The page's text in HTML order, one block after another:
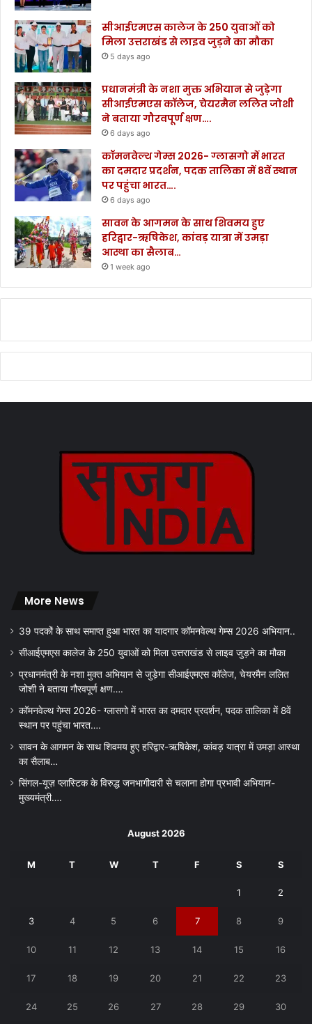
सीआईएमएस कालेज के 250 युवाओं को
मिला उत्तराखंड से लाइव जुड़ने का मौका
5 days ago
प्रधानमंत्री के नशा मुक्त अभियान से जुड़ेगा
सीआईएमएस कॉलेज, चेयरमैन ललित जोशी
ने बताया गौरवपूर्ण क्षण….
6 days ago
कॉमनवेल्थ गेम्स 2026- ग्लासगो में भारत
का दमदार प्रदर्शन, पदक तालिका में 8वें स्थान
पर पहुंचा भारत….
6 days ago
सावन के आगमन के साथ शिवमय हुए
हरिद्वार-ऋषिकेश, कांवड़ यात्रा में उमड़ा
आस्था का सैलाब…
1 week ago
More News
39 पदकों के साथ समाप्त हुआ भारत का यादगार कॉमनवेल्थ गेम्स 2026 अभियान..
सीआईएमएस कालेज के 250 युवाओं को मिला उत्तराखंड से लाइव जुड़ने का मौका
प्रधानमंत्री के नशा मुक्त अभियान से जुड़ेगा सीआईएमएस कॉलेज, चेयरमैन ललित
जोशी ने बताया गौरवपूर्ण क्षण….
कॉमनवेल्थ गेम्स 2026- ग्लासगो में भारत का दमदार प्रदर्शन, पदक तालिका में 8वें
स्थान पर पहुंचा भारत….
सावन के आगमन के साथ शिवमय हुए हरिद्वार-ऋषिकेश, कांवड़ यात्रा में उमड़ा आस्था
का सैलाब…
सिंगल-यूज़ प्लास्टिक के विरुद्ध जनभागीदारी से चलाना होगा प्रभावी अभियान-
मुख्यमंत्री….
August 2026
M T W T F S S
1 2
3 4 5 6 7 8 9
10 11 12 13 14 15 16
17 18 19 20 21 22 23
24 25 26 27 28 29 30